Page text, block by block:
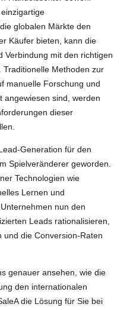
globalen Märkte den
Käufer bieten, kann die
Verbindung mit den richtigen
Methoden zur
manuelle Forschung und
angewiesen sind, werden
dieser
Generation für den
Spielveränderer geworden.
Technologien wie
Lernen und
nun den
Leads rationalisieren,
und die Conversion-Raten
genauer ansehen, wie die
den internationalen
die Lösung für Sie bei